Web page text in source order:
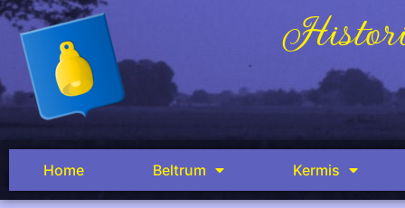
Home Beltrum Kermis